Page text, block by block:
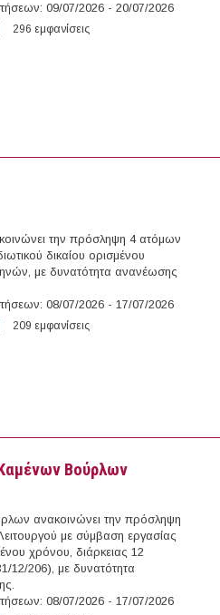
09/07/2026 - 20/07/2026
71 άτομα με Σύμβαση Ορισμένου
296 εμφανίσεις
την πρόσληψη 4 ατόμων
δικαίου ορισμένου
με δυνατότητα ανανέωσης
08/07/2026 - 17/07/2026
4 άτομα με Σύμβαση Ορισμένου Χρόνου
209 εμφανίσεις
Βούρλων
ανακοινώνει την πρόσληψη
με σύμβαση εργασίας
χρόνου, διάρκειας 12
12/206), με δυνατότητα
08/07/2026 - 17/07/2026